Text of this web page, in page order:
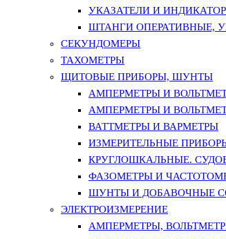
УКАЗАТЕЛИ И
ШТАНГИ ОПЕРАТИВНЫЕ,
СЕКУНДОМЕРЫ
ТАХОМЕТРЫ
ЩИТОВЫЕ ПРИБОРЫ, ШУНТЫ
АМПЕРМЕТРЫ И
АМПЕРМЕТРЫ И
ВАТТМЕТРЫ И ВАРМЕТРЫ
ИЗМЕРИТЕЛЬНЫЕ
КРУГЛОШКАЛЬНЫЕ.
ФАЗОМЕТРЫ И
ШУНТЫ И ДОБАВОЧНЫЕ
ЭЛЕКТРОИЗМЕРЕНИЕ
АМПЕРМЕТРЫ,